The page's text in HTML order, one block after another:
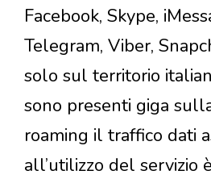
Facebook, Skype,
Telegram, Viber,
solo sul territorio
sono presenti giga
roaming il traffico dati
all’utilizzo del servizio